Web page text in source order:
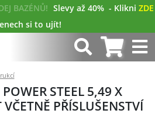
BAZÉNŮ! Slevy až 40% - Klikni ZDE
si to ujít!
STEEL 5,49 X
PŘÍSLUŠENSTVÍ